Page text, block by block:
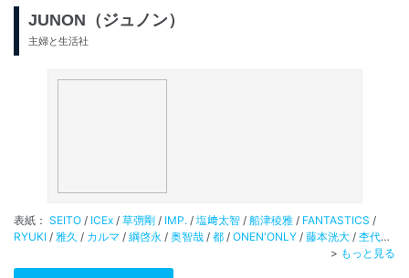
JUNON（ジュノン）
主婦と生活社
表紙： SEITO / ICEx / 草彅剛 / IMP. / 塩﨑太智 / 船津稜雅 / FANTASTICS /
RYUKI / 雅久 / カルマ / 綱啓永 / 奥智哉 / 都 / ONEN'ONLY / 藤本洸大 / 杢代和
カイ /DXTEEN /
STARGLOW /野村康太 /HAYATO
> もっと見る